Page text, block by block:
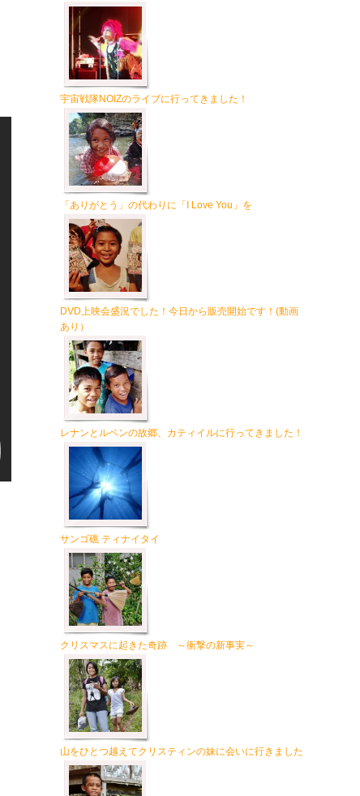
宇宙戦隊NOIZのライブに行ってきました！
「ありがとう」の代わりに「I Love You」を
DVD上映会盛況でした！今日から販売開始です！(動画
あり）
レナンとルベンの故郷、カティイルに行ってきました！
サンゴ礁 ティナイタイ
クリスマスに起きた奇跡 ～衝撃の新事実～
山をひとつ越えてクリスティンの妹に会いに行きました